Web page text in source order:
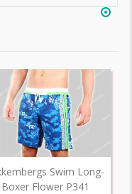
Swim Long-
Boxer Flower P341